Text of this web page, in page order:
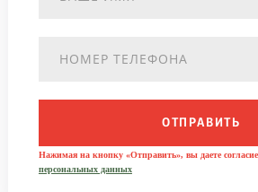
ОТПРАВИТЬ
Нажимая на кнопку «Отправить», вы даете
персональных данных